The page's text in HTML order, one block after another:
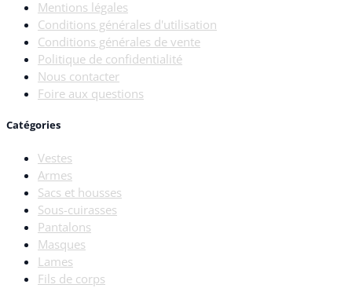
Mentions légales
Conditions générales d'utilisation
Conditions générales de vente
Politique de confidentialité
Nous contacter
Foire aux questions
Catégories
Vestes
Armes
Sacs et housses
Sous-cuirasses
Pantalons
Masques
Lames
Fils de corps